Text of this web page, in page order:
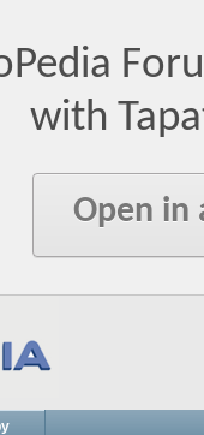
with
Open in